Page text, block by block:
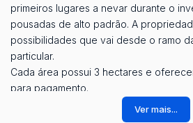
primeiros lugares a nevar durante o
pousadas de alto padrão. A
possibilidades que vai desde o ramo
particular.
Cada área possui 3 hectares e
para pagamento.
Ver mais...